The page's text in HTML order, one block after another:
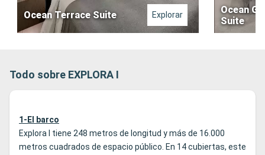
Ocean Terrace Suite Explorar
Ocean
Suite
Todo sobre EXPLORA I
1-El barco
Explora I tiene 248 metros de longitud y más de 16.000
metros cuadrados de espacio público. En 14 cubiertas, este